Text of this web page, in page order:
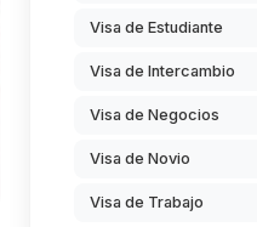
Visa de Estudiante
Visa de Intercambio
Visa de Negocios
Visa de Novio
Visa de Trabajo